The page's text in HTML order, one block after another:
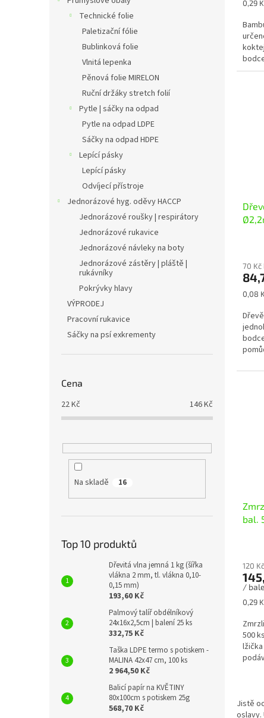
Technické folie
Paletizační fólie
Bublinková folie
Vlnitá lepenka
Pěnová folie MIRELON
Ruční držáky stretch folií
Pytle | sáčky na odpad
Pytle na odpad LDPE
Sáčky na odpad HDPE
Lepící pásky
Lepící pásky
Odvíjecí přístroje
Jednorázové hyg. oděvy HACCP
Jednorázové roušky | respirátory
Jednorázové rukavice
Jednorázové návleky na boty
Jednorázové zástěry | pláště |
rukávníky
Pokrývky hlavy
VÝPRODEJ
Pracovní rukavice
Sáčky na psí exkrementy
Cena
22Kč 146Kč
Na skladě 16
Top 10 produktů
Dřevitá vlna jemná 1 kg (šířka
vlákna 2 mm, tl. vlákna 0,10-
0,15 mm)
193,60 Kč
Palmový talíř obdélníkový
24x16x2,5cm | balení 25 ks
332,75 Kč
Taška LDPE termo s potiskem -
MALINA 42x47 cm, 100 ks
2 964,50 Kč
Balicí papír na KVĚTINY
80x100cm s potiskem 25g
568,70 Kč
Měrná
0,29
70 Kč
Měrná
0,08
bal.
120
/
Měrná
0,29
500
Jistě
oslavy.